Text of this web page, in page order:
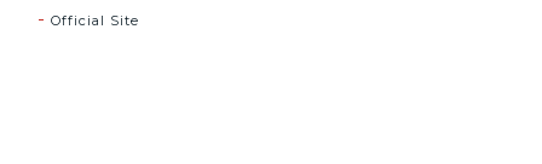
Official Site